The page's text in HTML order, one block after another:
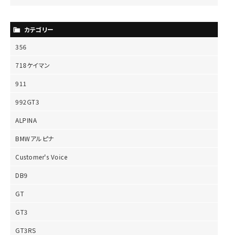
カテゴリー
356
718ケイマン
911
992GT3
ALPINA
BMWアルピナ
Customer's Voice
DB9
GT
GT3
GT3RS